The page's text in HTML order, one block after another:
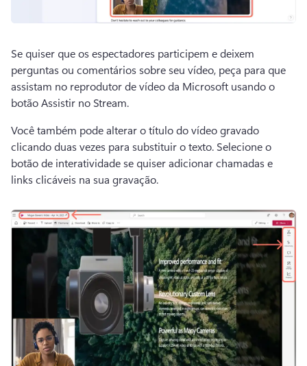
Se quiser que os espectadores participem e deixem
perguntas ou comentários sobre seu vídeo, peça para que
assistam no reprodutor de vídeo da Microsoft usando o
botão Assistir no Stream.
Você também pode alterar o título do vídeo gravado
clicando duas vezes para substituir o texto. Selecione o
botão de interatividade se quiser adicionar chamadas e
links clicáveis na sua gravação.